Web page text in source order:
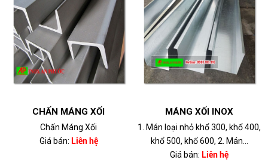
CHẤN MÁNG XỐI
Chấn Máng Xối
Giá bán: Liên hệ
MÁNG XỐI INOX
1. Mán loại nhỏ khổ 300, khổ 400,
khổ 500, khổ 600, 2. Mán...
Giá bán: Liên hệ